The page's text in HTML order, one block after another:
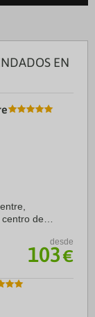
EN
de
desde
103€